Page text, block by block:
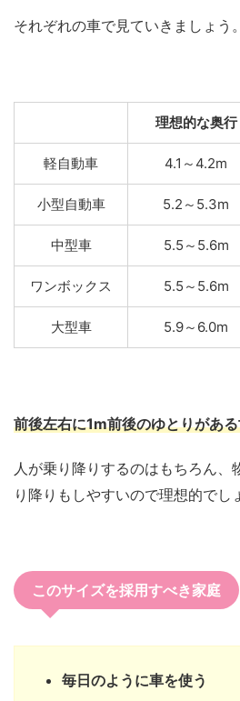
それぞれの車で見ていきましょう。
理想的な奥行
軽自動車 4.1～4.2m
小型自動車 5.2～5.3m
中型車 5.5～5.6m
ワンボックス 5.5～5.6m
大型車 5.9～6.0m
前後左右に1m前後のゆとりがあ
人が乗り降りするのはもちろん
り降りもしやすいので理想的でし
このサイズを採用すべき家庭
毎日のように車を使う